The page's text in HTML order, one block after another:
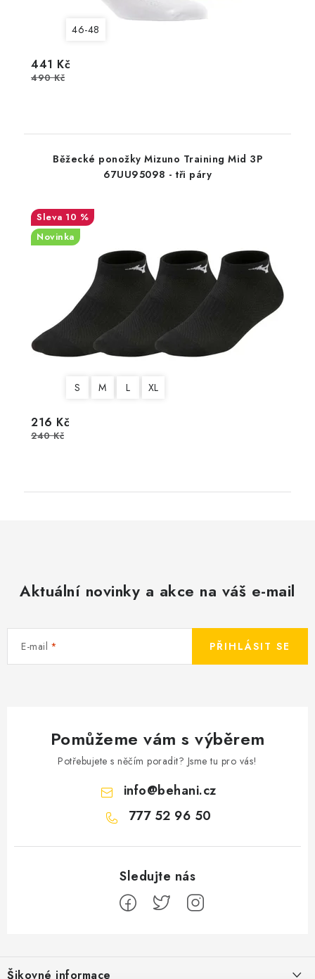
46-48
441 Kč
490 Kč
Běžecké ponožky Mizuno Training Mid 3P
67UU95098 - tři páry
10 %
Novinka
S M L XL
216 Kč
240 Kč
Aktuální novinky a akce na váš e-mail
E-mail PŘIHLÁSIT SE
Pomůžeme vám s výběrem
Potřebujete s něčím poradit? Jsme tu pro vás!
info@behani.cz
777 52 96 50
á
Šikovné informace